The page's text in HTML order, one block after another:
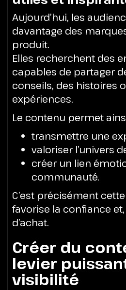
Aujourd’hui, les
davantage des
produit.
Elles recherchent des
capables de partager
conseils, des histoires
expériences.
Le contenu permet
transmettre une
valoriser l’univers
créer un lien
communauté.
C’est précisément
favorise la confiance et,
d’achat.
Créer du
levier
visibilité